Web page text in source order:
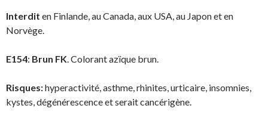
Interdit en Finlande, au Canada, aux USA, au Japon et en
Norvège.
E154: Brun FK. Colorant azïque brun.
Risques:hyperactivité, asthme, rhinites, urticaire, insomnies,
kystes, dégénérescence et serait cancérigène.